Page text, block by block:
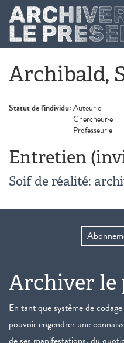
Aller au contenu principal
Archibald,
Statut de l'individu:Auteur·e
Chercheur·e
Professeur·e
Entretien
Soif de réalité:
Archiver le
En tant que système de
pouvoir engendrer une